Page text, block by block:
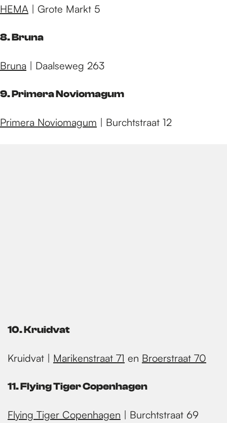
HEMA | Grote Markt 5
8. Bruna
Bruna | Daalseweg 263
9. Primera Noviomagum
Primera Noviomagum | Burchtstraat 12
10. Kruidvat
Kruidvat | Marikenstraat 71 en Broerstraat 70
11. Flying Tiger Copenhagen
Flying Tiger Copenhagen | Burchtstraat 69